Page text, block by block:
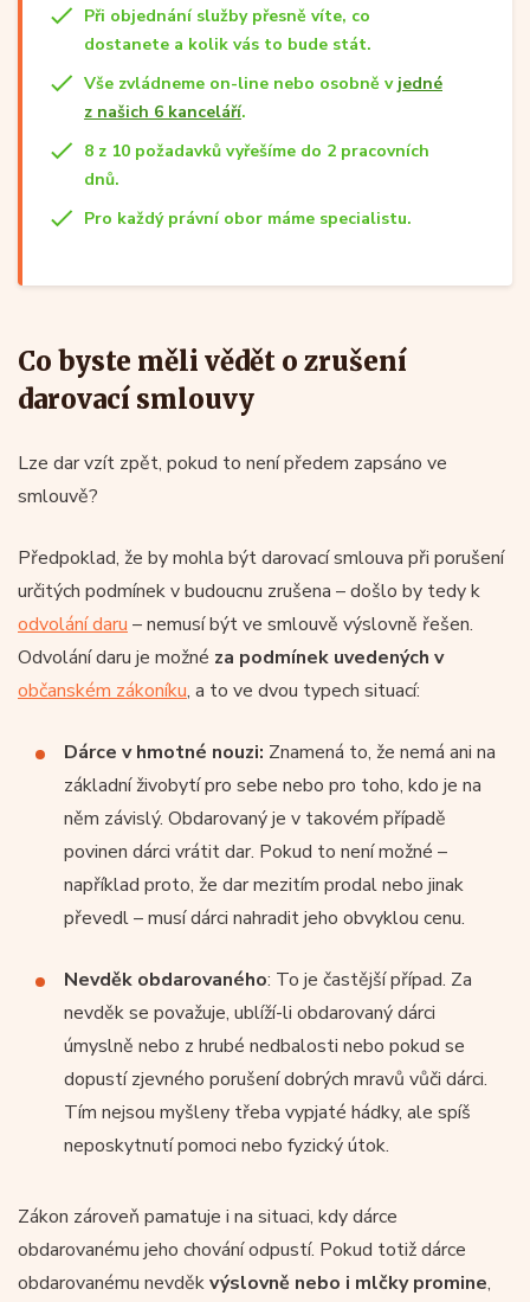
Při objednání služby přesně víte, co
dostanete a kolik vás to bude stát.
Vše zvládneme on-line nebo osobně v jedné
z našich 6 kanceláří.
8 z 10 požadavků vyřešíme do 2 pracovních
dnů.
Pro každý právní obor máme specialistu.
Co byste měli vědět o zrušení
darovací smlouvy
Lze dar vzít zpět, pokud to není předem zapsáno ve
smlouvě?
Předpoklad, že by mohla být darovací smlouva při porušení
určitých podmínek v budoucnu zrušena – došlo by tedy k
odvolání daru – nemusí být ve smlouvě výslovně řešen.
Odvolání daru je možné za podmínek uvedených v
občanském zákoníku, a to ve dvou typech situací:
Dárce v hmotné nouzi: Znamená to, že nemá ani na
základní živobytí pro sebe nebo pro toho, kdo je na
něm závislý. Obdarovaný je v takovém případě
povinen dárci vrátit dar. Pokud to není možné –
například proto, že dar mezitím prodal nebo jinak
převedl – musí dárci nahradit jeho obvyklou cenu.
Nevděk obdarovaného: To je častější případ. Za
nevděk se považuje, ublíží-li obdarovaný dárci
úmyslně nebo z hrubé nedbalosti nebo pokud se
dopustí zjevného porušení dobrých mravů vůči dárci.
Tím nejsou myšleny třeba vypjaté hádky, ale spíš
neposkytnutí pomoci nebo fyzický útok.
Zákon zároveň pamatuje i na situaci, kdy dárce
obdarovanému jeho chování odpustí. Pokud totiž dárce
obdarovanému nevděkvýslovně nebo i mlčky promine,